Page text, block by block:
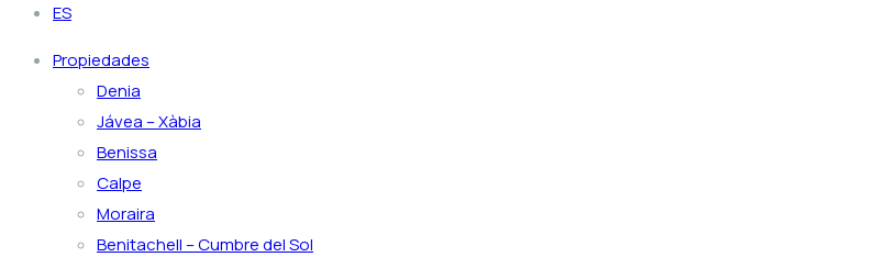
ES
Propiedades
Denia
Jávea – Xàbia
Benissa
Calpe
Moraira
Benitachell – Cumbre del Sol